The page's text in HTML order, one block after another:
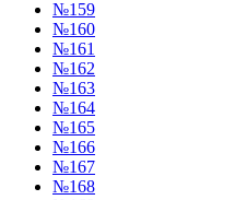
№159
№160
№161
№162
№163
№164
№165
№166
№167
№168